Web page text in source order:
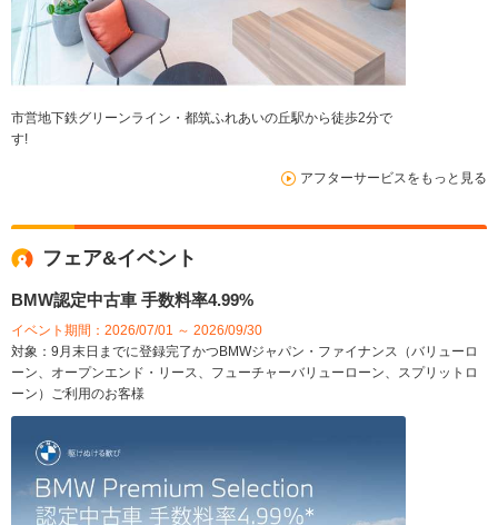
市営地下鉄グリーンライン・都筑ふれあいの丘駅から徒歩2分で
す!
アフターサービスをもっと見る
フェア&イベント
BMW認定中古車 手数料率4.99%
イベント期間：2026/07/01 ～ 2026/09/30
対象：9月末日までに登録完了かつBMWジャパン・ファイナンス（バリューロ
ーン、オープンエンド・リース、フューチャーバリューローン、スプリットロ
ーン）ご利用のお客様